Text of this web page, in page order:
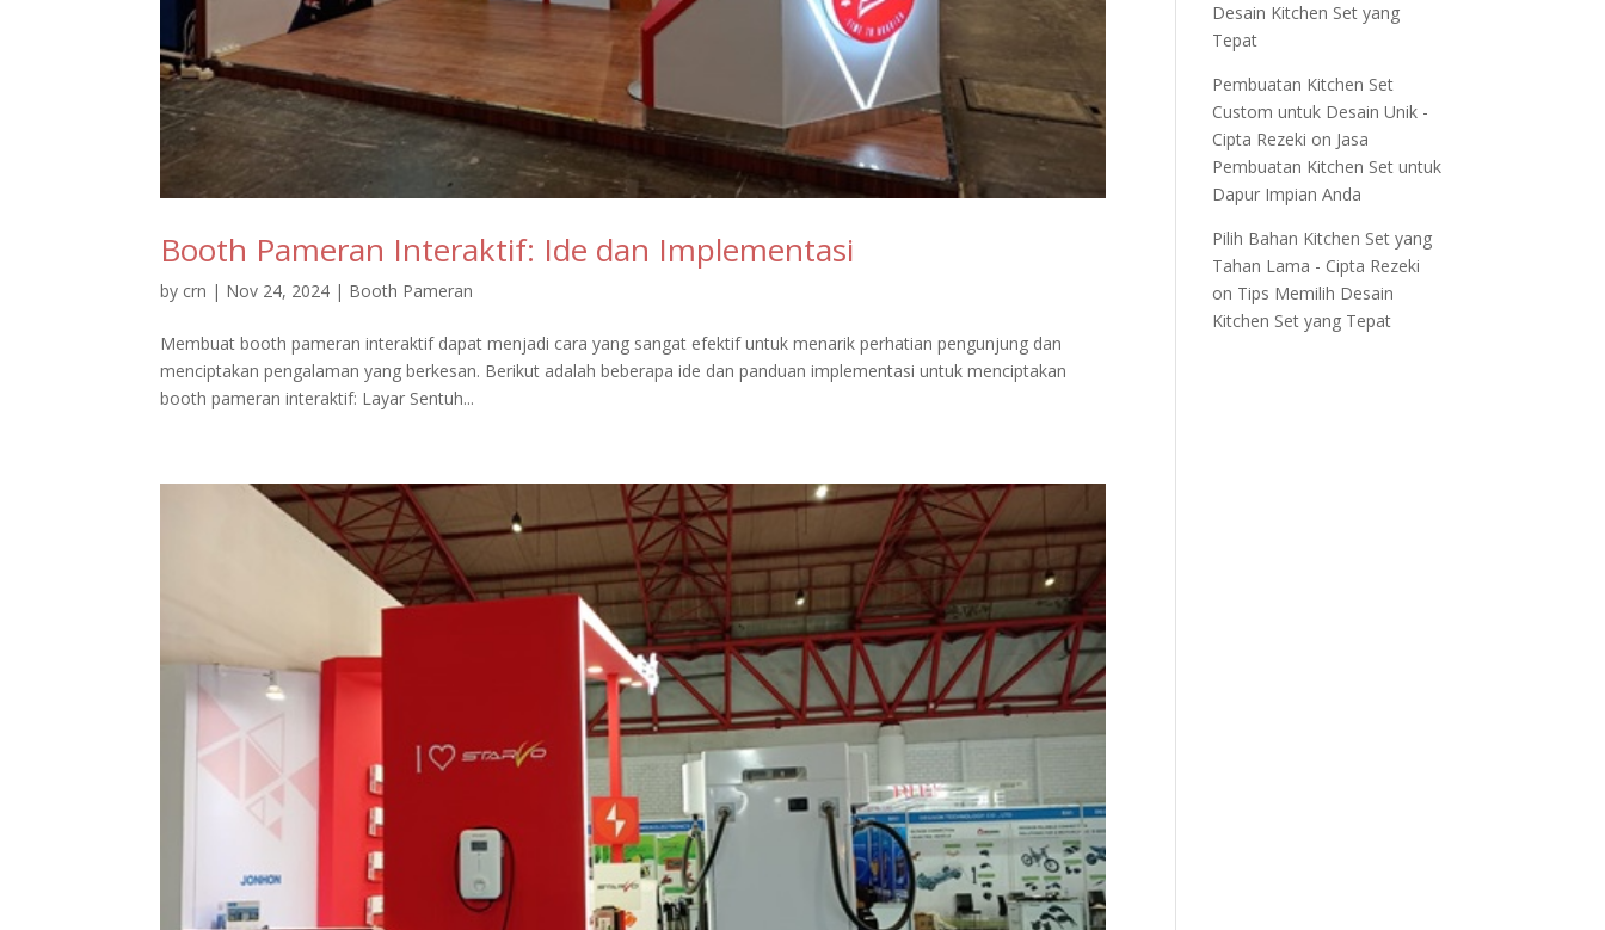
Booth Pameran Interaktif: Ide dan Implementasi
by crn | Nov 24, 2024 | Booth Pameran
Membuat booth pameran interaktif dapat menjadi cara yang sangat efektif untuk menarik perhatian pengunjung dan
menciptakan pengalaman yang berkesan. Berikut adalah beberapa ide dan panduan implementasi untuk menciptakan
booth pameran interaktif: Layar Sentuh...
Desain Kitchen Set yang
Tepat
Pembuatan Kitchen Set
Custom untuk Desain Unik -
Cipta Rezeki on Jasa
Pembuatan Kitchen Set untuk
Dapur Impian Anda
Pilih Bahan Kitchen Set yang
Tahan Lama - Cipta Rezeki
on Tips Memilih Desain
Kitchen Set yang Tepat